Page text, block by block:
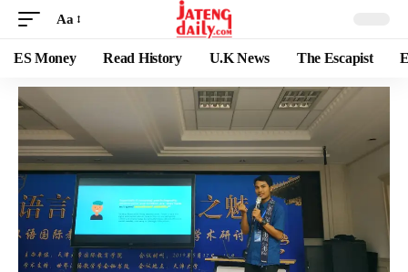
Aa
ES Money Read History U.K News The Escapist